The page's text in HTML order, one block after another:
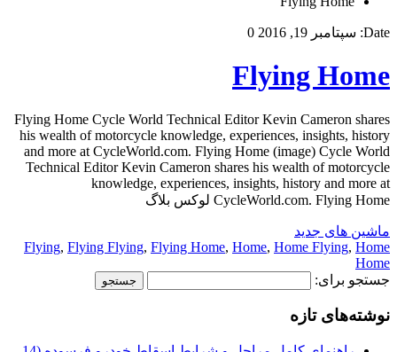
Date: سپتامبر 19, 2016 0
Flying Home
Flying Home Cycle World Technical Editor Kevin Cameron shares
his wealth of motorcycle knowledge, experiences, insights, history
and more at CycleWorld.com. Flying Home (image) Cycle World
Technical Editor Kevin Cameron shares his wealth of motorcycle
knowledge, experiences, insights, history and more at
CycleWorld.com. Flying Home لوکس بلاگ
ماشین های جدید
Flying, Flying Flying, Flying Home, Home, Home Flying, Home
Home
جستجو برای:
نوشته‌های تازه